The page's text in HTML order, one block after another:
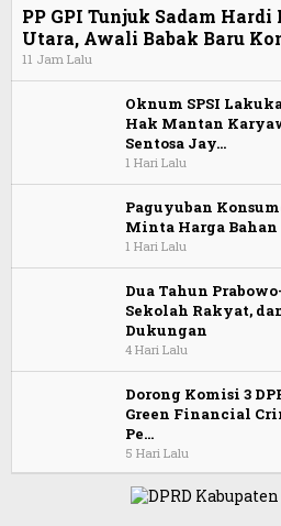
PP GPI Tunjuk Sadam
Utara, Awali Babak Baru
11 Jam Lalu
Oknum SPSI
Hak Mantan
Sentosa Jay…
1 Hari Lalu
Paguyuban
Minta Harga
1 Hari Lalu
Dua Tahun
Sekolah Rakyat,
Dukungan
4 Hari Lalu
Dorong Komisi 3
Green Financial
Pe…
5 Hari Lalu